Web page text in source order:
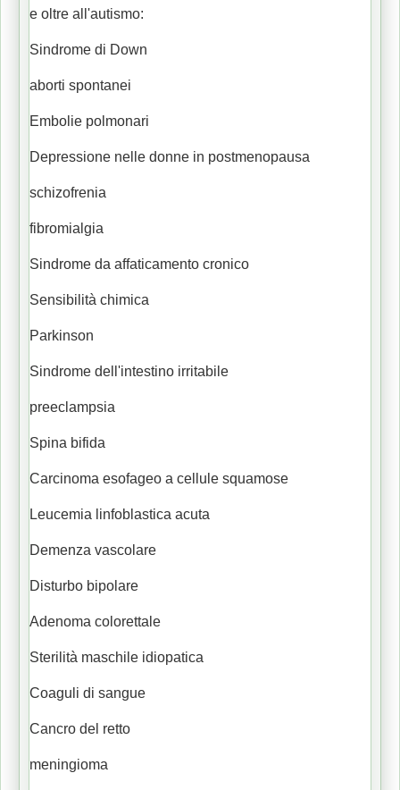
e oltre all'autismo:
Sindrome di Down
aborti spontanei
Embolie polmonari
Depressione nelle donne in postmenopausa
schizofrenia
fibromialgia
Sindrome da affaticamento cronico
Sensibilità chimica
Parkinson
Sindrome dell'intestino irritabile
preeclampsia
Spina bifida
Carcinoma esofageo a cellule squamose
Leucemia linfoblastica acuta
Demenza vascolare
Disturbo bipolare
Adenoma colorettale
Sterilità maschile idiopatica
Coaguli di sangue
Cancro del retto
meningioma